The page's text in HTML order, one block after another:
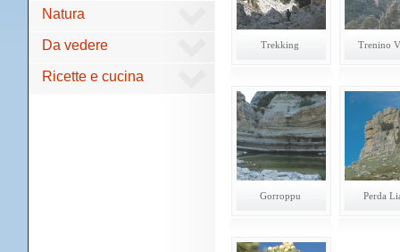
Natura
Da vedere
Ricette e cucina
Trekking Trenino
Gorroppu Perda